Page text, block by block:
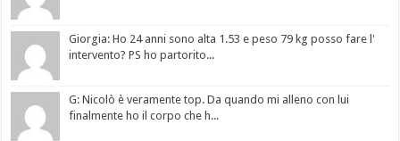
Giorgia: Ho 24 anni sono alta 1.53 e peso 79 kg posso fare l'
intervento? PS ho partorito...
G: Nicolò è veramente top. Da quando mi alleno con lui
finalmente ho il corpo che h...